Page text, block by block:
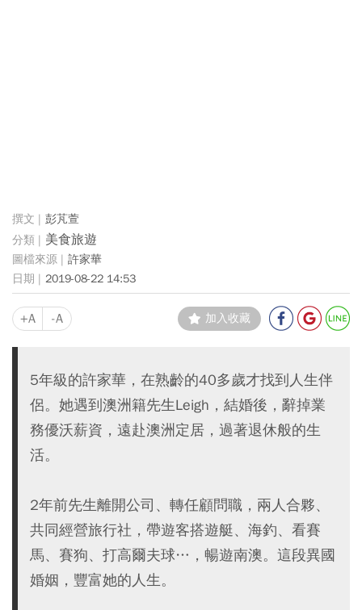
彭芃萱
美食旅遊
許家華
2019-08-22 14:53
+A -A 加入收藏
5年級的許家華，在熟齡的40多歲才找到人生伴
侶。她遇到澳洲籍先生Leigh，結婚後，辭掉業
務優沃薪資，遠赴澳洲定居，過著退休般的生
活。
2年前先生離開公司、轉任顧問職，兩人合夥、
共同經營旅行社，帶遊客搭遊艇、海釣、看賽
馬、賽狗、打高爾夫球…，暢遊南澳。這段異國
婚姻，豐富她的人生。